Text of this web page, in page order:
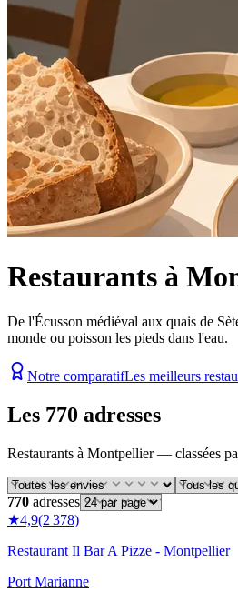
Restaurants à
De l'Écusson médiéval aux quais de
monde ou poisson les pieds dans l'eau.
Notre comparatifLes meilleurs
Les 770 adresses
Restaurants à Montpellier— classées
770 adresses
★4,9(2 378)
Restaurant Il Bar A Pizze - Montpellier
Port Marianne